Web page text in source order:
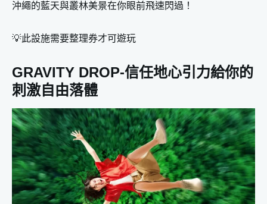
沖繩的藍天與叢林美景在你眼前飛速閃過！
💡此設施需要整理券才可遊玩
GRAVITY DROP-信任地心引力給你的
刺激自由落體